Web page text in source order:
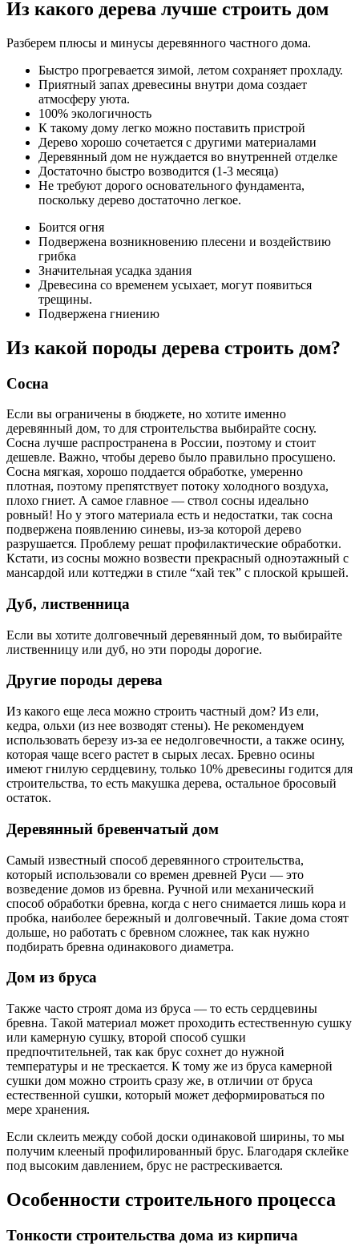
Из какого дерева лучше строить дом
Разберем плюсы и минусы деревянного частного дома.
Быстро прогревается зимой, летом сохраняет прохладу.
Приятный запах древесины внутри дома создает
атмосферу уюта.
100% экологичность
К такому дому легко можно поставить пристрой
Дерево хорошо сочетается с другими материалами
Деревянный дом не нуждается во внутренней отделке
Достаточно быстро возводится (1-3 месяца)
Не требуют дорого основательного фундамента,
поскольку дерево достаточно легкое.
Боится огня
Подвержена возникновению плесени и воздействию
грибка
Значительная усадка здания
Древесина со временем усыхает, могут появиться
трещины.
Подвержена гниению
Из какой породы дерева строить дом?
Сосна
Если вы ограничены в бюджете, но хотите именно
деревянный дом, то для строительства выбирайте сосну.
Сосна лучше распространена в России, поэтому и стоит
дешевле. Важно, чтобы дерево было правильно просушено.
Сосна мягкая, хорошо поддается обработке, умеренно
плотная, поэтому препятствует потоку холодного воздуха,
плохо гниет. А самое главное — ствол сосны идеально
ровный! Но у этого материала есть и недостатки, так сосна
подвержена появлению синевы, из-за которой дерево
разрушается. Проблему решат профилактические обработки.
Кстати, из сосны можно возвести прекрасный одноэтажный с
мансардой или коттеджи в стиле “хай тек” с плоской крышей.
Дуб, лиственница
Если вы хотите долговечный деревянный дом, то выбирайте
лиственницу или дуб, но эти породы дорогие.
Другие породы дерева
Из какого еще леса можно строить частный дом? Из ели,
кедра, ольхи (из нее возводят стены). Не рекомендуем
использовать березу из-за ее недолговечности, а также осину,
которая чаще всего растет в сырых лесах. Бревно осины
имеют гнилую сердцевину, только 10% древесины годится для
строительства, то есть макушка дерева, остальное бросовый
остаток.
Деревянный бревенчатый дом
Самый известный способ деревянного строительства,
который использовали со времен древней Руси — это
возведение домов из бревна. Ручной или механический
способ обработки бревна, когда с него снимается лишь кора и
пробка, наиболее бережный и долговечный. Такие дома стоят
дольше, но работать с бревном сложнее, так как нужно
подбирать бревна одинакового диаметра.
Дом из бруса
Также часто строят дома из бруса — то есть сердцевины
бревна. Такой материал может проходить естественную сушку
или камерную сушку, второй способ сушки
предпочтительней, так как брус сохнет до нужной
температуры и не трескается. К тому же из бруса камерной
сушки дом можно строить сразу же, в отличии от бруса
естественной сушки, который может деформироваться по
мере хранения.
Если склеить между собой доски одинаковой ширины, то мы
получим клееный профилированный брус. Благодаря склейке
под высоким давлением, брус не растрескивается.
Особенности строительного процесса
Тонкости строительства дома из кирпича